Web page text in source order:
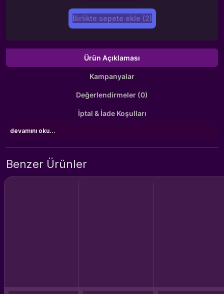
Birlikte sepete ekle (2)
Ürün Açıklaması
Kampanyalar
Değerlendirmeler (0)
İptal & İade Koşulları
devamını oku...
Benzer Ürünler